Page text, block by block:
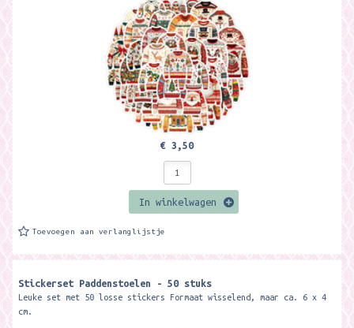
€ 3,50
In winkelwagen
Toevoegen aan verlanglijstje
Stickerset Paddenstoelen - 50 stuks
Leuke set met 50 losse stickers Formaat wisselend, maar ca. 6 x 4
cm.